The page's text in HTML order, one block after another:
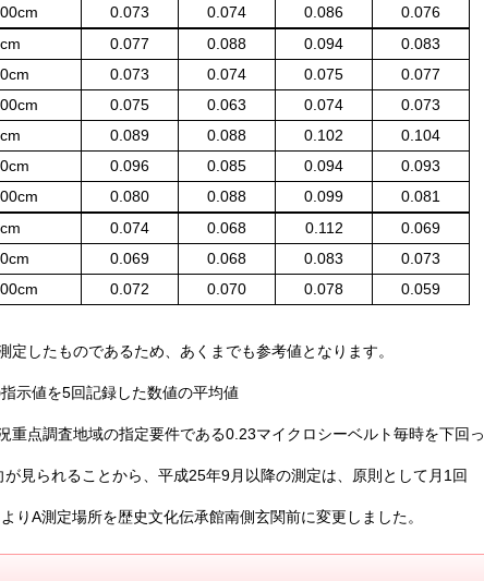
0.073 0.074 0.086 0.076
0.077 0.088 0.094
0.083
0.073 0.074 0.075
0.077
0.075 0.063 0.074 0.073
0.089 0.088 0.102
0.104
0.096 0.085 0.094
0.093
0.080 0.088 0.099 0.081
0.074 0.068 0.112
0.069
0.069 0.068 0.083
0.073
0.072 0.070 0.078 0.059
したものであるため、あくまでも参考値となります。
示値を5回記録した数値の平均値
点調査地域の指定要件である0.23マイクロシーベルト毎時を下回っ
見られることから、平成25年9月以降の測定は、原則として月1回
A測定場所を歴史文化伝承館南側玄関前に変更しました。